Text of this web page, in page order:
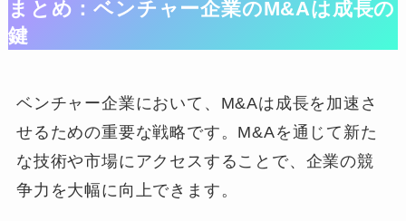
まとめ：ベンチャー企業のM&Aは成長の
鍵
ベンチャー企業において、M&Aは成長を加速さ
せるための重要な戦略です。M&Aを通じて新た
な技術や市場にアクセスすることで、企業の競
争力を大幅に向上できます。